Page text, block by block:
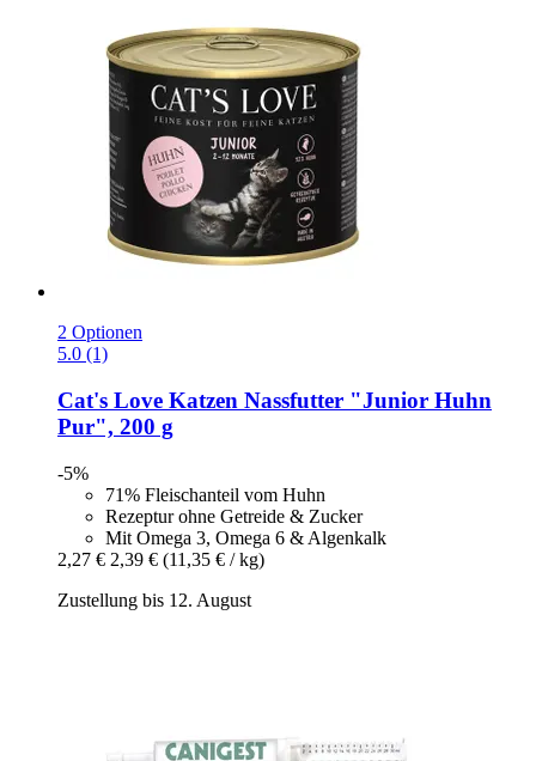
2 Optionen
5.0 (1)
Cat's Love Katzen Nassfutter "Junior Huhn
Pur", 200 g
-5%
71% Fleischanteil vom Huhn
Rezeptur ohne Getreide & Zucker
Mit Omega 3, Omega 6 & Algenkalk
2,27 € 2,39 € (11,35 € / kg)
Zustellung bis 12. August